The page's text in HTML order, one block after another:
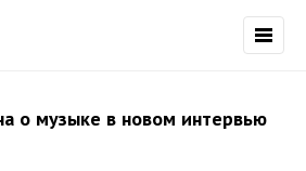
о музыке в новом интервью